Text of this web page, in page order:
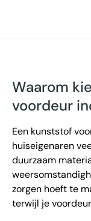
Waarom
voordeur
Een kunststof
huiseigenaren
duurzaam
zorgen hoeft te
terwijl je